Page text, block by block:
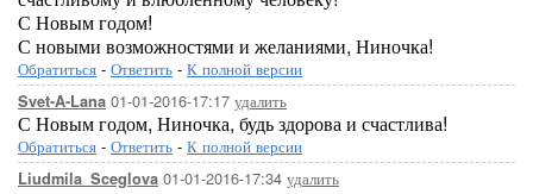
С Новым годом!
С новыми возможностями и желаниями, Ниночка!
Обратиться - Ответить - К полной версии
Svet-A-Lana 01-01-2016-17:17 удалить
С Новым годом, Ниночка, будь здорова и счастлива!
Обратиться - Ответить - К полной версии
Liudmila_Sceglova 01-01-2016-17:34 удалить